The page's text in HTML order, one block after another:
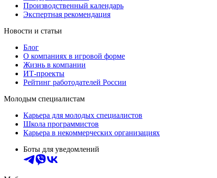
Производственный календарь
Экспертная рекомендация
Новости и статьи
Блог
О компаниях в игровой форме
Жизнь в компании
ИТ-проекты
Рейтинг работодателей России
Молодым специалистам
Карьера для молодых специалистов
Школа программистов
Карьера в некоммерческих организациях
Боты для уведомлений